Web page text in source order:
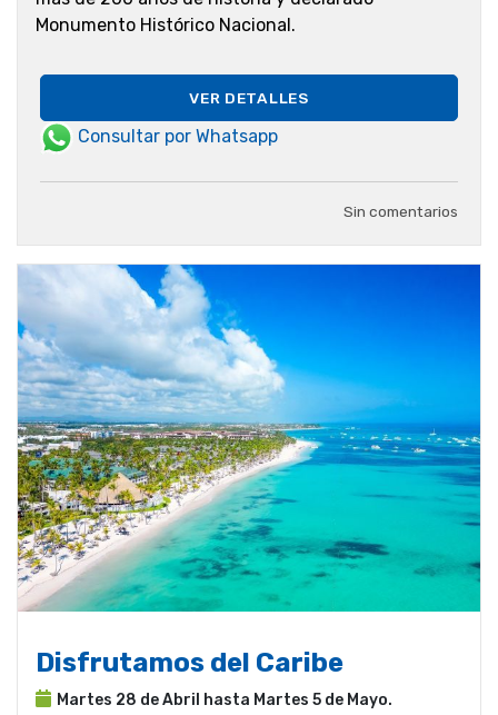
Monumento Histórico Nacional.
VER DETALLES
Consultar por Whatsapp
Sin comentarios
Disfrutamos del Caribe
Martes 28 de Abril hasta Martes 5 de Mayo.